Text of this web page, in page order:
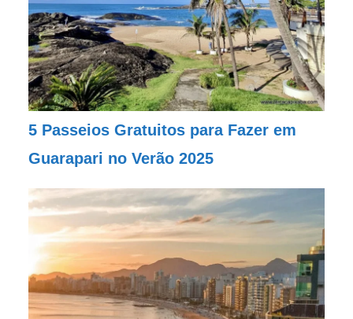
5 Passeios Gratuitos para Fazer em
Guarapari no Verão 2025